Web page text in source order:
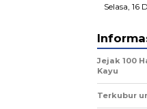
Selasa, 16
Jejak 100
Kayu
Terkubur